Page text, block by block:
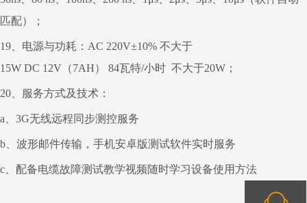
匹配）；
19、电源与功耗： AC 220V±10% 不大于
15W DC 12V （7AH） 84瓦特/小时 不大于20W；
20、服务方式及技术：
a、 3G无线远程同步测控服务
b、波形邮件传输，手机安卓版测试软件实时服务
c、配备电缆故障测试教学视频随时学习设备使用方法